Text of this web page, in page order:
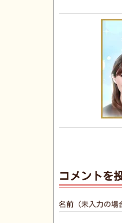
コメントを
名前（未入力の場